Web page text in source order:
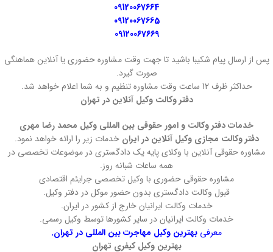
09120067664
09120067665
09120067669
پس از ارسال پیام شکیبا باشید تا جهت وقت مشاوره حضوری یا آنلاین هماهنگی
صورت گیرد.
حداکثر ظرف 12 ساعت وقت مشاوره تنظیم و به شما اعلام خواهد شد.
دفتر وکالت وکیل آنلاین در تهران
خدمات دفتر وکالت و امور حقوقی بین المللی وکیل محمد رضا مهری
دفتر وکالت مجازی وکیل آنلاین در ایران خدمات زیر را ارائه خواهد نمود.
مشاوره حقوقی آنلاین با وکلای پایه یک دادگستری در موضوعات تخصصی در
همه ساعات شبانه روز.
مشاوره حقوقی حضوری با وکیل تخصصی جرایئم اقتصادی
قبول وکالت دادگستری بدون حضور موکل در دفتر وکیل.
خدمات وکالت ایرانیان خارج از کشور در ایران.
خدمات وکالت ایرانیان در سایر کشورها توسط وکیل رسمی.
معرفی بهترین وکیل مهاجرت بین المللی در تهران.
بهترین وکیل کیفری تهران